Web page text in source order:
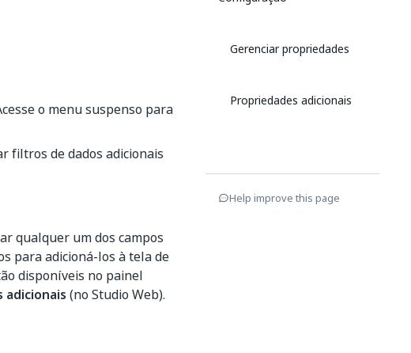
o menu suspenso para
filtros de dados adicionais
qualquer um dos campos
para adicioná-los à tela de
disponíveis no painel
(no Studio Web).
Gerenciar propriedades
Propriedades adicionais
Help improve this page